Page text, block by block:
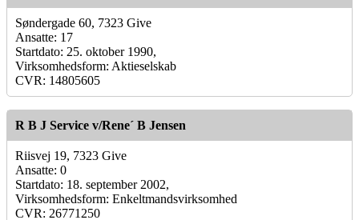
Søndergade 60, 7323 Give
Ansatte: 17
Startdato: 25. oktober 1990,
Virksomhedsform: Aktieselskab
CVR: 14805605
R B J Service v/Rene´ B Jensen
Riisvej 19, 7323 Give
Ansatte: 0
Startdato: 18. september 2002,
Virksomhedsform: Enkeltmandsvirksomhed
CVR: 26771250